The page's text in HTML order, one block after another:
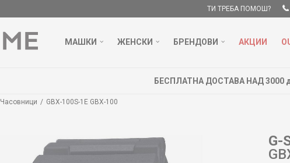
ТИ ТРЕБА ПОМОШ?
МАШКИ ЖЕНСКИ БРЕНДОВИ АКЦИИ
БЕСПЛАТНА ДОСТАВА НАД 3000
Часовници GBX-100S-1E GBX-100
G-